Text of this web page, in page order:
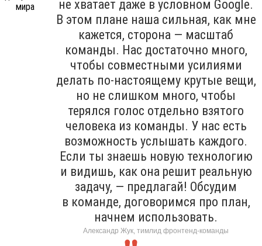
не хватает даже в условном Google.
В этом плане наша сильная, как мне
кажется, сторона — масштаб
команды. Нас достаточно много,
чтобы совместными усилиями
делать по-настоящему крутые вещи,
но не слишком много, чтобы
терялся голос отдельно взятого
человека из команды. У нас есть
возможность услышать каждого.
Если ты знаешь новую технологию
и видишь, как она решит реальную
задачу, — предлагай! Обсудим
в команде, договоримся про план,
начнем использовать.
Александр Жук, тимлид фронтенд-команды